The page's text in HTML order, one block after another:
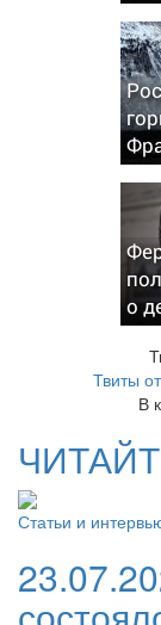
о
Твиты
В
Статьи и